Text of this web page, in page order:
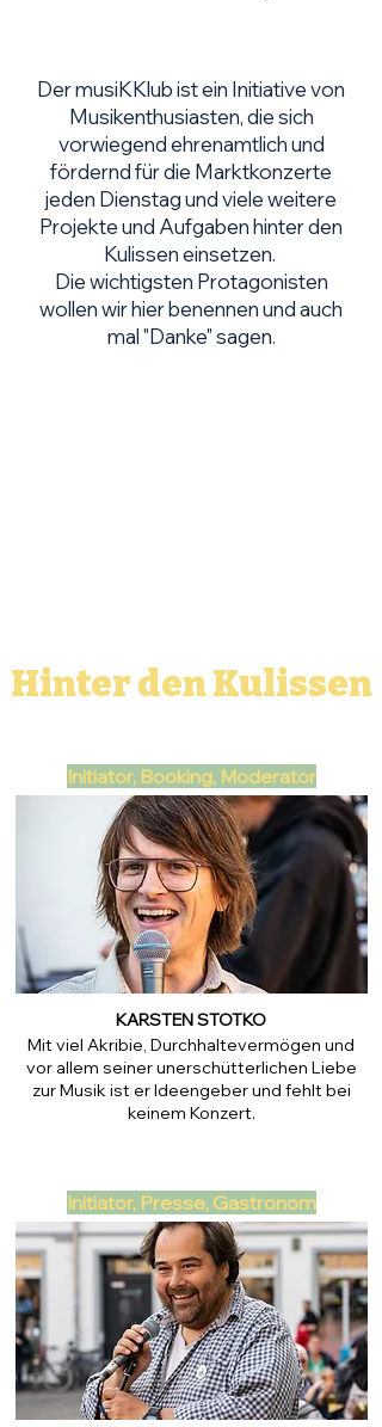
Der musiKKlub ist ein Initiative von
Musikenthusiasten, die sich
vorwiegend ehrenamtlich und
fördernd für die Marktkonzerte
jeden Dienstag und viele weitere
Projekte und Aufgaben hinter den
Kulissen einsetzen.
Die wichtigsten Protagonisten
wollen wir hier benennen und auch
mal "Danke" sagen.
Hinter den Kulissen
Mit viel Akribie, Durchhaltevermögen und
vor allem seiner unerschütterlichen Liebe
zur Musik ist er Ideengeber und fehlt bei
keinem Konzert.
KARSTEN STOTKO
Initiator, Booking, Moderator
Initiator, Presse, Gastronom